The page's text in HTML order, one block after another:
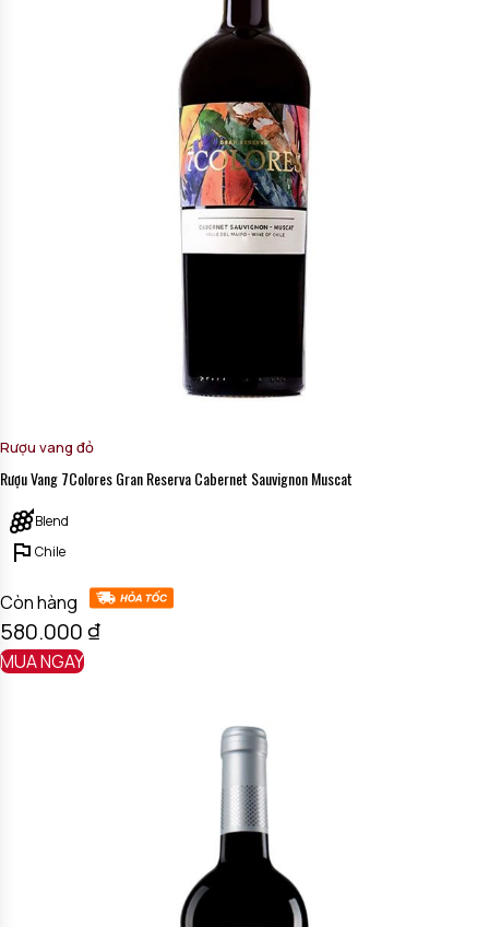
Rượu vang đỏ
Rượu Vang 7Colores Gran Reserva Cabernet Sauvignon Muscat
Blend
Chile
Còn hàng
580.000₫
MUA NGAY